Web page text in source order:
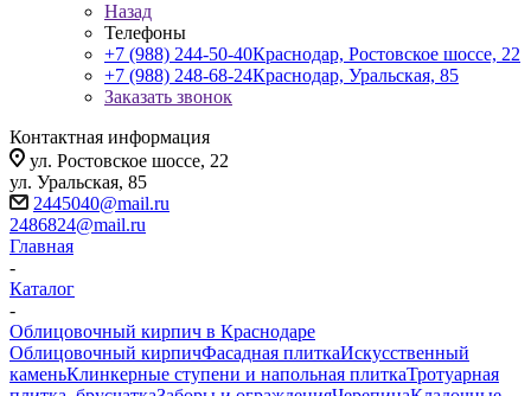
Назад
Телефоны
+7 (988) 244-50-40Краснодар, Ростовское шоссе, 22
+7 (988) 248-68-24Краснодар, Уральская, 85
Заказать звонок
Контактная информация
ул. Ростовское шоссе, 22
ул. Уральская, 85
2445040@mail.ru
2486824@mail.ru
Главная
-
Каталог
-
Облицовочный кирпич в Краснодаре
Облицовочный кирпичФасадная плиткаИскусственный
каменьКлинкерные ступени и напольная плиткаТротуарная